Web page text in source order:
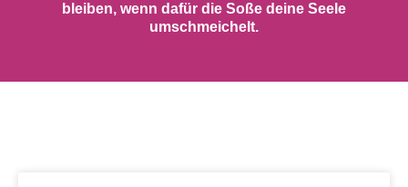
bleiben, wenn dafür die Soße deine Seele
umschmeichelt.